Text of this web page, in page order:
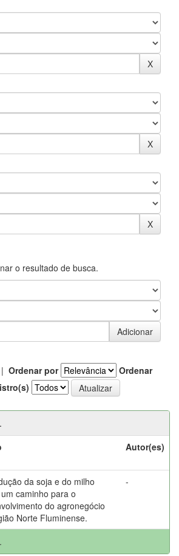
o resultado de busca.
| Ordenar por
Ordenar
Autor(es)
da soja e do milho
caminho para o
do agronegócio
Norte Fluminense.
-